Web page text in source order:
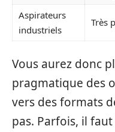
Aspirateurs
industriels
Très
Vous aurez donc
pragmatique des
vers des formats
pas. Parfois, il